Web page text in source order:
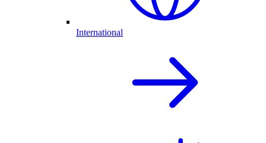
International